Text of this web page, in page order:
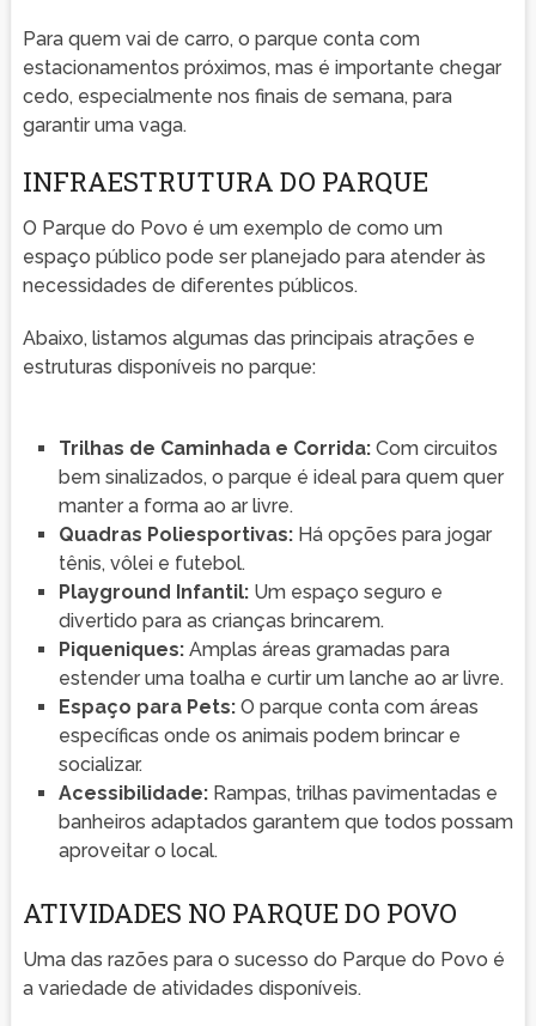
Para quem vai de carro, o parque conta com
estacionamentos próximos, mas é importante chegar
cedo, especialmente nos finais de semana, para
garantir uma vaga.
INFRAESTRUTURA DO PARQUE
O Parque do Povo é um exemplo de como um
espaço público pode ser planejado para atender às
necessidades de diferentes públicos.
Abaixo, listamos algumas das principais atrações e
estruturas disponíveis no parque:
Trilhas de Caminhada e Corrida:Com circuitos
bem sinalizados, o parque é ideal para quem quer
manter a forma ao ar livre.
Quadras Poliesportivas:Há opções para jogar
tênis, vôlei e futebol.
Playground Infantil:Um espaço seguro e
divertido para as crianças brincarem.
Piqueniques:Amplas áreas gramadas para
estender uma toalha e curtir um lanche ao ar livre.
Espaço para Pets:O parque conta com áreas
específicas onde os animais podem brincar e
socializar.
Acessibilidade:Rampas, trilhas pavimentadas e
banheiros adaptados garantem que todos possam
aproveitar o local.
ATIVIDADES NO PARQUE DO POVO
Uma das razões para o sucesso do Parque do Povo é
a variedade de atividades disponíveis.